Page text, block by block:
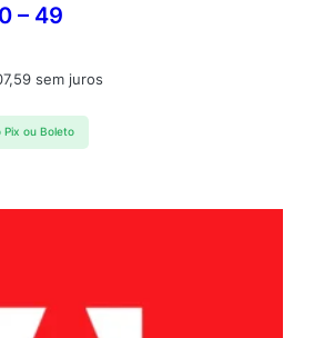
– 49
sem juros
Pix ou Boleto